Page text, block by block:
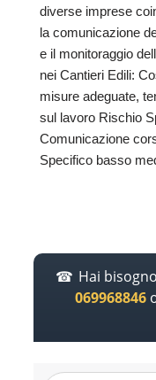
diverse imprese
la comunicazione
e il monitoraggio
nei Cantieri Edili:
misure adeguate,
sul lavoro Rischio
Comunicazione
Specifico basso
Hai
069968846